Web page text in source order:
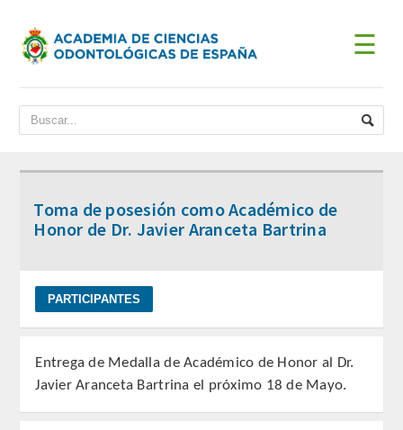
ACADEMIA
BIENVENIDA DEL PRESIDENTE
DATOS HISTÓRICOS
Presidentes
☰
Toma de posesión como Académico de
Honor de Dr. Javier Aranceta Bartrina
Entrega de Medalla de Académico de Honor al Dr.
Javier Aranceta Bartrina el próximo 18 de Mayo.